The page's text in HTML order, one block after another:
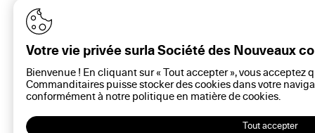
Votre vie privée surla Société des Nouveaux
Bienvenue ! En cliquant sur « Tout accepter », vous acceptez
Commanditaires puisse stocker des cookies dans votre
conformément à notre politique en matière decookies.
Tout accepter